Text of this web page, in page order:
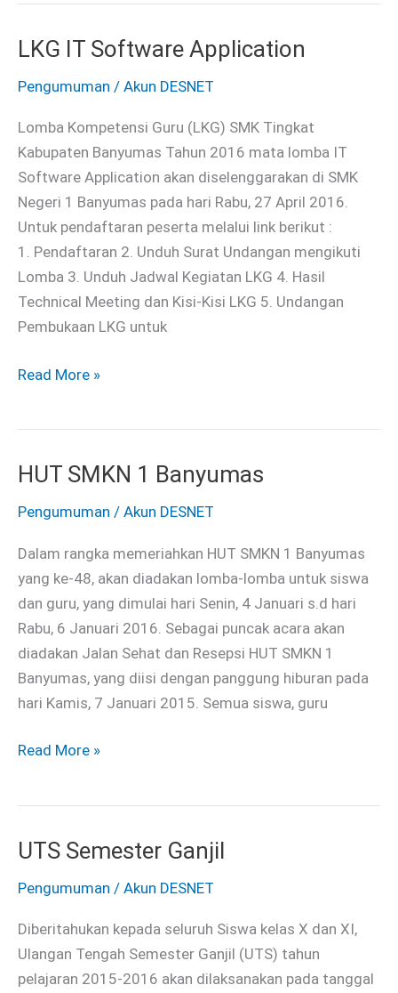
LKG IT Software Application
Pengumuman / Akun DESNET
Lomba Kompetensi Guru (LKG) SMK Tingkat
Kabupaten Banyumas Tahun 2016 mata lomba IT
Software Application akan diselenggarakan di SMK
Negeri 1 Banyumas pada hari Rabu, 27 April 2016.
Untuk pendaftaran peserta melalui link berikut :
1. Pendaftaran 2. Unduh Surat Undangan mengikuti
Lomba 3. Unduh Jadwal Kegiatan LKG 4. Hasil
Technical Meeting dan Kisi-Kisi LKG 5. Undangan
Pembukaan LKG untuk
LKG
Software
Application
Read More »
HUT SMKN 1 Banyumas
Pengumuman / Akun DESNET
Dalam rangka memeriahkan HUT SMKN 1 Banyumas
yang ke-48, akan diadakan lomba-lomba untuk siswa
dan guru, yang dimulai hari Senin, 4 Januari s.d hari
Rabu, 6 Januari 2016. Sebagai puncak acara akan
diadakan Jalan Sehat dan Resepsi HUT SMKN 1
Banyumas, yang diisi dengan panggung hiburan pada
hari Kamis, 7 Januari 2015. Semua siswa, guru
HUT
1
Banyumas
Read More »
UTS Semester Ganjil
Pengumuman / Akun DESNET
Diberitahukan kepada seluruh Siswa kelas X dan XI,
Ulangan Tengah Semester Ganjil (UTS) tahun
pelajaran 2015-2016 akan dilaksanakan pada tanggal
UTS
Ganjil